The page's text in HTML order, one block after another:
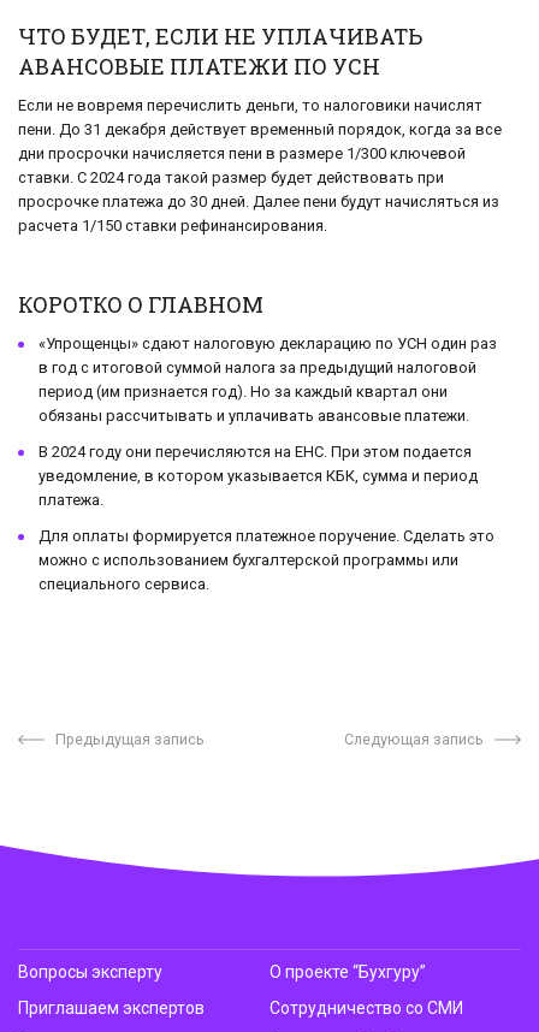
ЧТО БУДЕТ, ЕСЛИ НЕ УПЛАЧИВАТЬ
АВАНСОВЫЕ ПЛАТЕЖИ ПО УСН
Если не вовремя перечислить деньги, то налоговики начислят
пени. До 31 декабря действует временный порядок, когда за все
дни просрочки начисляется пени в размере 1/300 ключевой
ставки. С 2024 года такой размер будет действовать при
просрочке платежа до 30 дней. Далее пени будут начисляться из
расчета 1/150 ставки рефинансирования.
КОРОТКО О ГЛАВНОМ
«Упрощенцы» сдают налоговую декларацию по УСН один раз
в год с итоговой суммой налога за предыдущий налоговой
период (им признается год). Но за каждый квартал они
обязаны рассчитывать и уплачивать авансовые платежи.
В 2024 году они перечисляются на ЕНС. При этом подается
уведомление, в котором указывается КБК, сумма и период
платежа.
Для оплаты формируется платежное поручение. Сделать это
можно с использованием бухгалтерской программы или
специального сервиса.
Предыдущая запись Следующая запись
Вопросы эксперту
Приглашаем экспертов
О проекте “Бухгуру”
Сотрудничество со СМИ